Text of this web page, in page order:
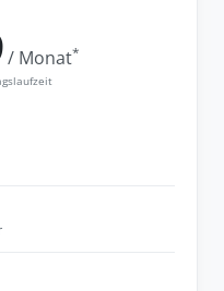
/ Monat*